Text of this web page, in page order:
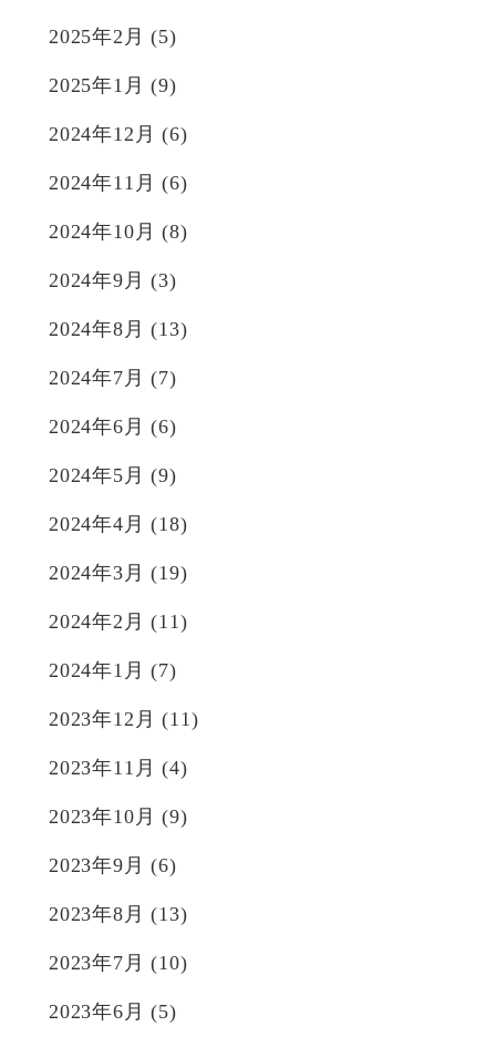
2025年2月 (5)
2025年1月 (9)
2024年12月 (6)
2024年11月 (6)
2024年10月 (8)
2024年9月 (3)
2024年8月 (13)
2024年7月 (7)
2024年6月 (6)
2024年5月 (9)
2024年4月 (18)
2024年3月 (19)
2024年2月 (11)
2024年1月 (7)
2023年12月 (11)
2023年11月 (4)
2023年10月 (9)
2023年9月 (6)
2023年8月 (13)
2023年7月 (10)
2023年6月 (5)